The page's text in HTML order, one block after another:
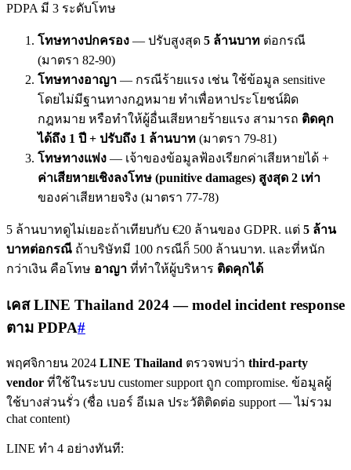
PDPA มี 3 ระดับโทษ
โทษทางปกครอง — ปรับสูงสุด 5 ล้านบาท ต่อกรณี
(มาตรา 82-90)
โทษทางอาญา — กรณีร้ายแรง เช่น ใช้ข้อมูล sensitive
โดยไม่มีฐานทางกฎหมาย ทำเพื่อหาประโยชน์ผิด
กฎหมาย หรือทำให้ผู้อื่นเสียหายร้ายแรง สามารถ ติดคุก
ได้ถึง 1 ปี + ปรับถึง 1 ล้านบาท (มาตรา 79-81)
โทษทางแพ่ง — เจ้าของข้อมูลฟ้องเรียกค่าเสียหายได้ +
ค่าเสียหายเชิงลงโทษ (punitive damages) สูงสุด 2 เท่า
ของค่าเสียหายจริง (มาตรา 77-78)
5 ล้านบาทดูไม่เยอะถ้าเทียบกับ €20 ล้านของ GDPR. แต่ 5 ล้าน
บาทต่อกรณี ถ้าบริษัทมี 100 กรณีก็ 500 ล้านบาท. และที่หนัก
กว่าเงิน คือโทษ อาญา ที่ทำให้ผู้บริหาร ติดคุกได้
เคส LINE Thailand 2024 — model incident response
ตาม PDPA#
พฤศจิกายน 2024 LINE Thailand ตรวจพบว่า third-party
vendor ที่ใช้ในระบบ customer support ถูก compromise. ข้อมูลผู้
ใช้บางส่วนรั่ว (ชื่อ เบอร์ อีเมล ประวัติติดต่อ support — ไม่รวม
chat content)
LINE ทำ 4 อย่างทันที: